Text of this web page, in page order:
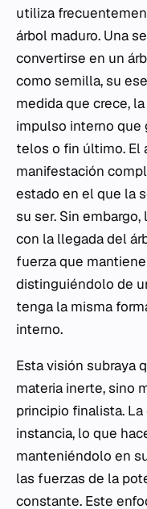
utiliza
árbol maduro. Una
convertirse en un
como semilla, su
medida que crece,
impulso interno que
telos o fin último. El
manifestación
estado en el que la
su ser. Sin
con la llegada del
fuerza que
distinguiéndolo de
tenga la misma
interno.
Esta visión subraya
materia inerte, sino
principio finalista.
instancia, lo que
manteniéndolo en
las fuerzas de la
constante. Este